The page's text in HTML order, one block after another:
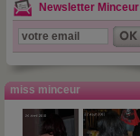
Newsletter Minceur
miss minceur